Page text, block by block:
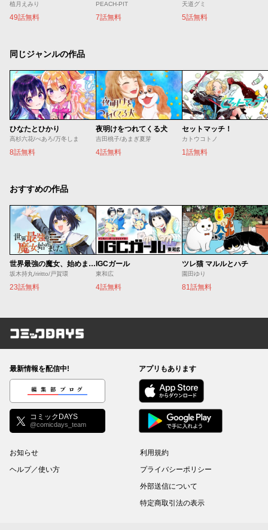
植月えみり
49話無料
PEACH-PIT
7話無料
天道グミ
5話無料
同じジャンルの作品
ひなたとひかり
高杉六花/べあろ/万冬しま
8話無料
夜明けをつれてくる犬
吉田桃子/あまぎ夏芽
4話無料
セットマッチ！
カトウコトノ
1話無料
おすすめの作品
世界最強の魔女、始めました ～私だけ『攻略サイト』を見れる世界で自由に生きます～
坂木持丸/riritto/戸賀環
23話無料
IGCガール
東和広
4話無料
ツレ猫 マルルとハチ
園田ゆり
81話無料
コミックDAYS
最新情報を配信中!
編集部ブログ
コミックDAYS
@comicdays_team
アプリもあります
お知らせ
ヘルプ／使い方
利用規約
プライバシーポリシー
外部送信について
特定商取引法の表示